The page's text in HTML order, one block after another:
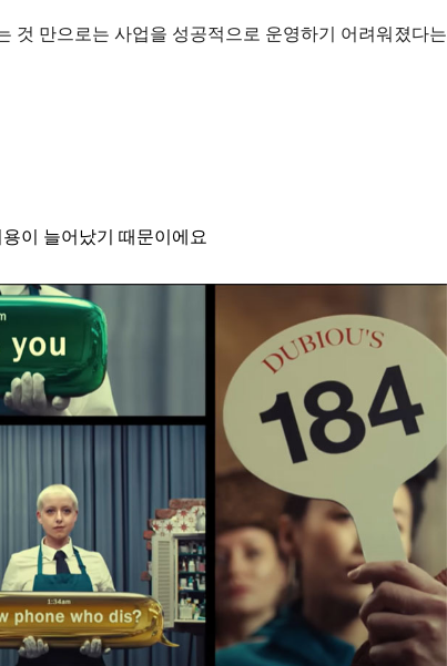
것 만으로는 사업을 성공적으로 운영하기 어려워졌다는
이 늘어났기 때문이에요